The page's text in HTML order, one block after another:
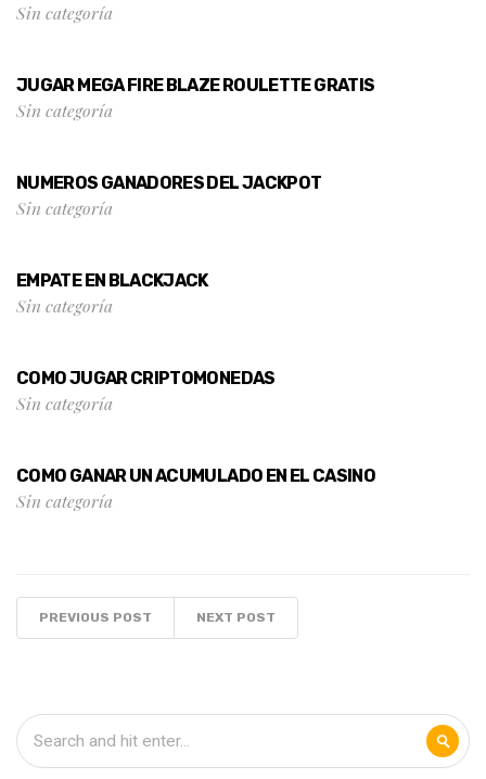
Sin categoría
JUGAR MEGA FIRE BLAZE ROULETTE GRATIS
Sin categoría
NUMEROS GANADORES DEL JACKPOT
Sin categoría
EMPATE EN BLACKJACK
Sin categoría
COMO JUGAR CRIPTOMONEDAS
Sin categoría
COMO GANAR UN ACUMULADO EN EL CASINO
Sin categoría
PREVIOUS POST NEXT POST